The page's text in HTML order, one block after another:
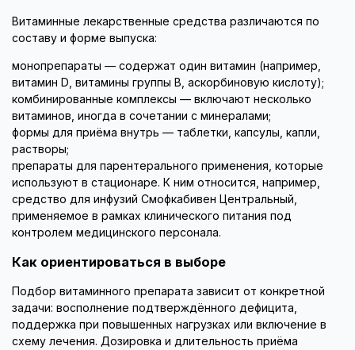
Витаминные лекарственные средства различаются по
составу и форме выпуска:
монопрепараты — содержат один витамин (например,
витамин D, витамины группы B, аскорбиновую кислоту);
комбинированные комплексы — включают несколько
витаминов, иногда в сочетании с минералами;
формы для приёма внутрь — таблетки, капсулы, капли,
растворы;
препараты для парентерального применения, которые
используют в стационаре. К ним относится, например,
средство для инфузий Смофкабивен Центральный,
применяемое в рамках клинического питания под
контролем медицинского персонала.
Как ориентироваться в выборе
Подбор витаминного препарата зависит от конкретной
задачи: восполнение подтверждённого дефицита,
поддержка при повышенных нагрузках или включение в
схему лечения. Дозировка и длительность приёма